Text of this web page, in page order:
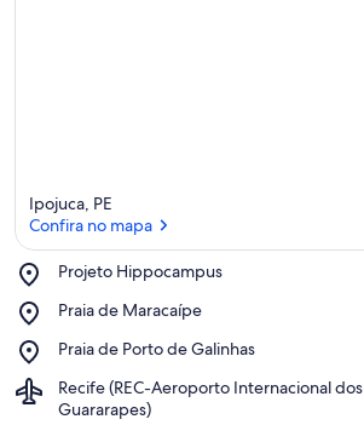
Ipojuca, PE
Confira no mapa
Projeto Hippocampus
Place,
Hippocampus
Praia de Maracaípe
Place,
de
Praia de Porto de Galinhas
Place,
de
Porto
Recife (REC-Aeroporto Internacional dos
Guararapes)
Airport,
Recife